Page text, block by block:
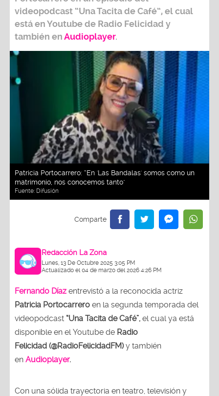
videopodcast “Una Tacita de Café”, el cual
está en Youtube de Radio Felicidad y
también enAudioplayer.
Patricia Portocarrero: “En 'Las Bandalas' somos como un
matrimonio, nos conocemos tanto"
Fuente: Difusión
Redacción La Zona
Lunes, 13 De Octubre 2025 3:05 PM
Actualizado el 04 de marzo del 2026 4:26 PM
Fernando Díaz entrevistó a la reconocida actriz
Patricia Portocarrero en la segunda temporada del
videopodcast “Una Tacita de Café”, el cual ya está
disponible en el Youtube de Radio
Felicidad (@RadioFelicidadFM)y también
en Audioplayer.
Con una sólida trayectoria en teatro, televisión y